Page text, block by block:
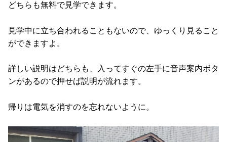
どちらも無料で見学できます。
見学中に立ち合われることもないので、ゆっくり見ること
ができますよ。
詳しい説明はどちらも、入ってすぐの左手に音声案内ボタ
ンがあるので押せば説明が流れます。
帰りは電気を消すのを忘れないように。